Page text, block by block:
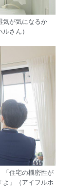
気が気になるか
さん）
「住宅の機密性が
よ」（アイフルホ